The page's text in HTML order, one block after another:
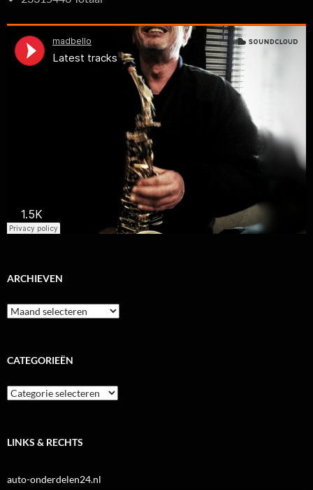
ARCHIEVEN
Archieven
CATEGORIEËN
Categorieën
LINKS & RECHTS
auto-onderdelen24.nl